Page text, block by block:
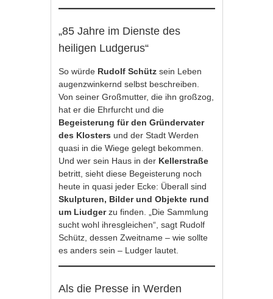
„85 Jahre im Dienste des
heiligen Ludgerus“
So würde Rudolf Schützsein Leben
augenzwinkernd selbst beschreiben.
Von seiner Großmutter, die ihn großzog,
hat er die Ehrfurcht und die
Begeisterung für den Gründervater
des Klosters und der Stadt Werden
quasi in die Wiege gelegt bekommen.
Und wer sein Haus in der Kellerstraße
betritt, sieht diese Begeisterung noch
heute in quasi jeder Ecke: Überall sind
Skulpturen, Bilder und Objekte rund
um Liudgerzu finden. „Die Sammlung
sucht wohl ihresgleichen“, sagt Rudolf
Schütz, dessen Zweitname – wie sollte
es anders sein – Ludger lautet.
Als die Presse in Werden